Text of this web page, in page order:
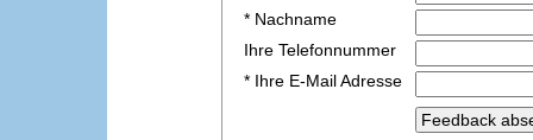
* Nachname
Ihre Telefonnummer
* Ihre E-Mail Adresse